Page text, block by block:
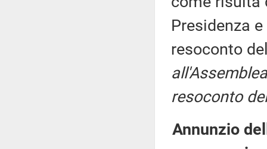
Presidenza
resoconto
resoconto
Annunzio